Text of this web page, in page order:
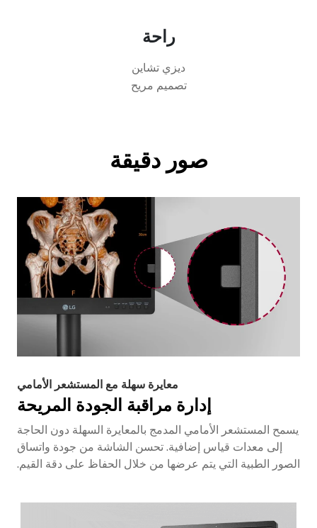
راحة
ديزي تشاين
تصميم مريح
صور دقيقة
معايرة سهلة مع المستشعر الأمامي
إدارة مراقبة الجودة المريحة
يسمح المستشعر الأمامي المدمج بالمعايرة السهلة دون الحاجة
إلى معدات قياس إضافية. تحسن الشاشة من جودة واتساق
الصور الطبية التي يتم عرضها من خلال الحفاظ على دقة القيم.